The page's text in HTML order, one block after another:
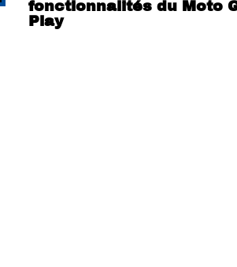
fonctionnalités du Moto
Play